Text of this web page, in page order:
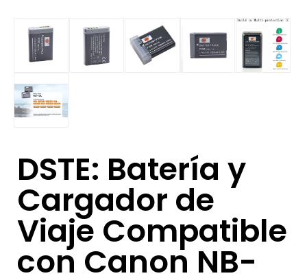
DSTE: Batería y
Cargador de
Viaje Compatible
con Canon NB-